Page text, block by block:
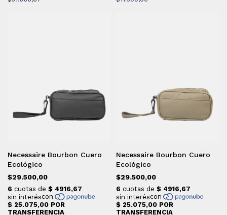
Necessaire Bourbon Cuero
Ecológico
$29.500,00
Necessaire Bourbon Cuero
Ecológico
$29.500,00